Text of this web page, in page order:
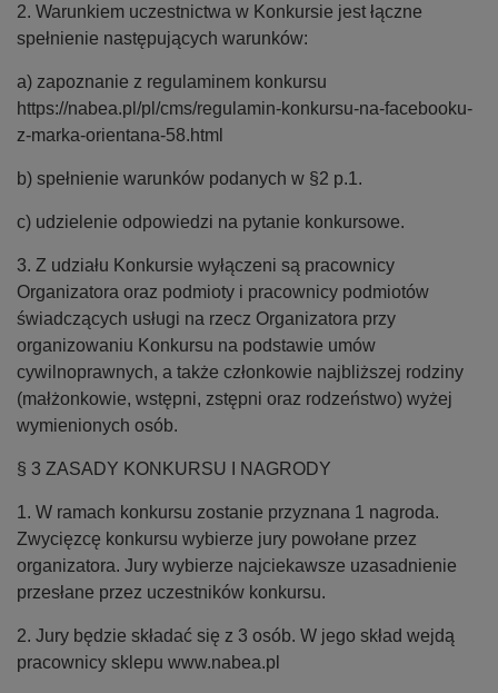
2. Warunkiem uczestnictwa w Konkursie jest łączne
spełnienie następujących warunków:
a) zapoznanie z regulaminem konkursu
https://nabea.pl/pl/cms/regulamin-konkursu-na-facebooku-
z-marka-orientana-58.html
b) spełnienie warunków podanych w §2 p.1.
c) udzielenie odpowiedzi na pytanie konkursowe.
3. Z udziału Konkursie wyłączeni są pracownicy
Organizatora oraz podmioty i pracownicy podmiotów
świadczących usługi na rzecz Organizatora przy
organizowaniu Konkursu na podstawie umów
cywilnoprawnych, a także członkowie najbliższej rodziny
(małżonkowie, wstępni, zstępni oraz rodzeństwo) wyżej
wymienionych osób.
§ 3 ZASADY KONKURSU I NAGRODY
1. W ramach konkursu zostanie przyznana 1 nagroda.
Zwycięzcę konkursu wybierze jury powołane przez
organizatora. Jury wybierze najciekawsze uzasadnienie
przesłane przez uczestników konkursu.
2. Jury będzie składać się z 3 osób. W jego skład wejdą
pracownicy sklepu www.nabea.pl